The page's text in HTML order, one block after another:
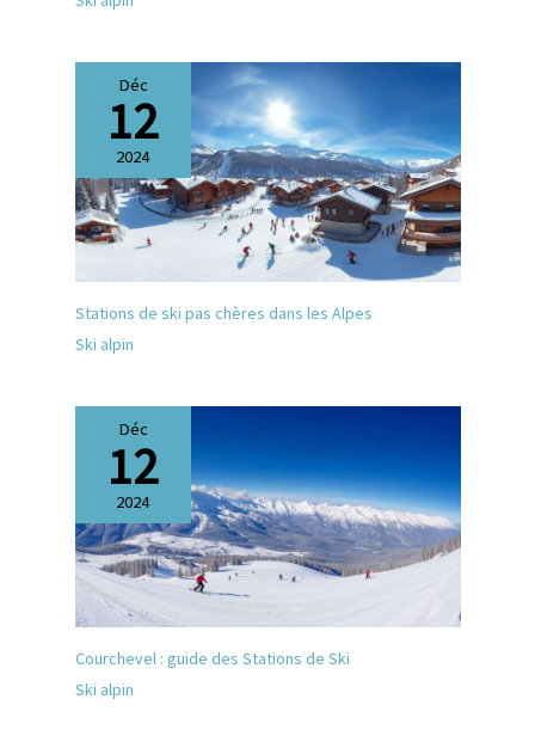
Déc
12
2024
Stations de ski pas chères dans les Alpes
Ski alpin
Déc
12
2024
Courchevel : guide des Stations de Ski
Ski alpin